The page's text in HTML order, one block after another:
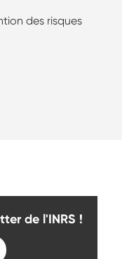
des risques
de l'INRS !